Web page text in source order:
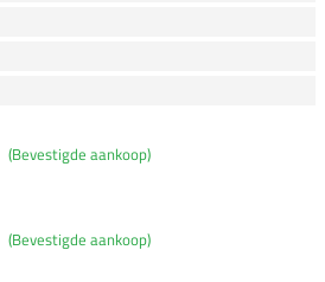
(Bevestigde aankoop)
(Bevestigde aankoop)